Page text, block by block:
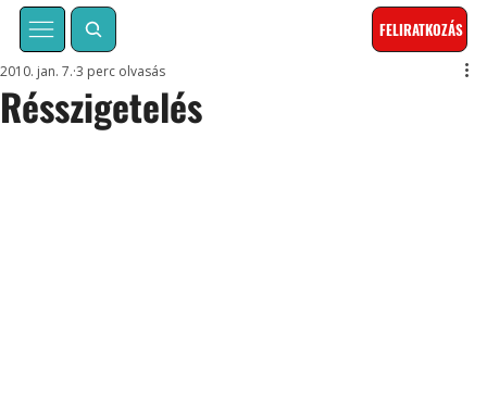
FELIRATKOZÁS
Résszigetelés
2010. jan. 7. 3 perc olvasás